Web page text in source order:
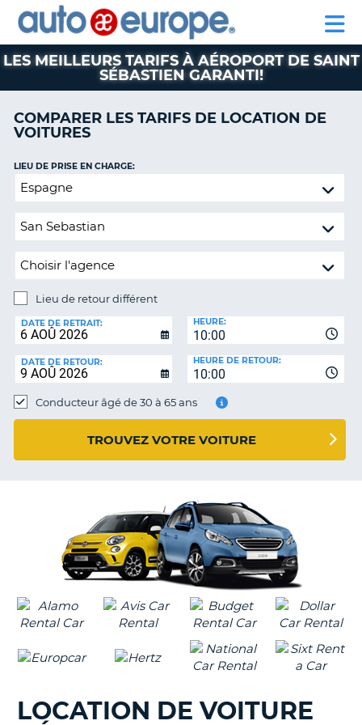
LOCATION
DE
VOITURES
CAMPING-
CAR
PARTENAIRE
SUPPORT
CLIENT
AUTO
EUROPE
LOCATION
DE
VOITURES
CAR
PARTENAIRE
CLIENT
MON
GÉRER
RÉSERVATION
CANADA
LANGUAGE
LES MEILLEURS TARIFS À AÉROPORT DE SAINT
SÉBASTIEN GARANTI!
COMPARER LES TARIFS DE LOCATION DE
VOITURES
Lieu
retour
LIEU DE PRISE EN CHARGE:
Lieu de retour différent
DE
RETOUR:
DATE DE RETRAIT:
10:00
HEURE:
DATE DE RETOUR:
10:00
HEURE DE RETOUR:
Conducteur âgé de 30 à 65 ans
TROUVEZ VOTRE VOITURE
LOCATION DE VOITURE